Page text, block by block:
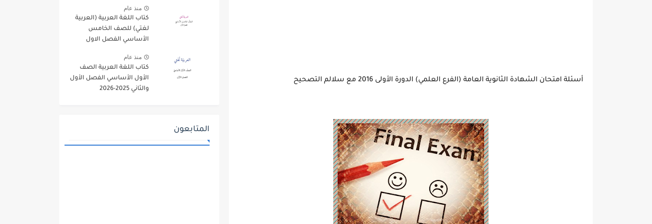
أسئلة امتحان الشهادة الثانوية العامة (الفرع العلمي) الدورة الأولى 2016 مع سلالم التصحيح
منذ عام
كتاب اللغة العربية (العربية
لغتي) للصف الخامس
الأساسي الفصل الاول
منذ عام
كتاب اللغة العربية الصف
الأول الأساسي الفصل الأول
والثاني 2025-2026
المتابعون